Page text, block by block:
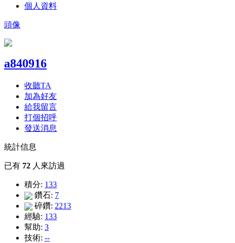
個人資料
頭像
a840916
收聽TA
加為好友
給我留言
打個招呼
發送消息
統計信息
已有 72 人來訪過
積分: 133
鑽石: 7
碎鑽: 2213
經驗: 133
幫助: 3
技術: --